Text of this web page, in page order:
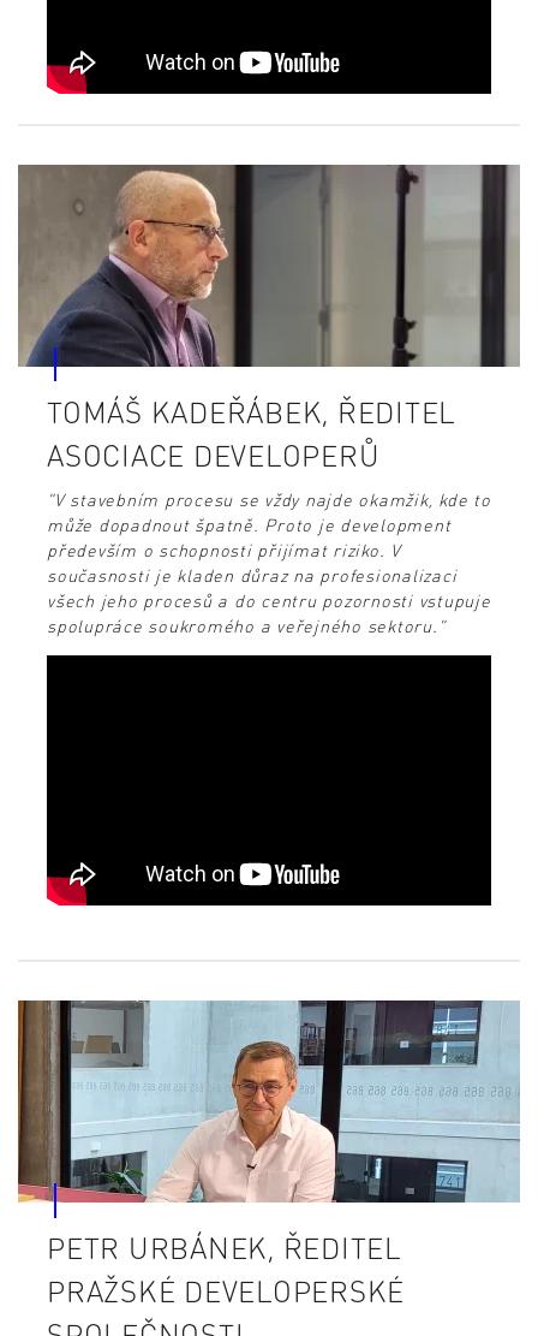
TOMÁŠ KADEŘÁBEK, ŘEDITEL
ASOCIACE DEVELOPERŮ
"V stavebním procesu se vždy najde okamžik, kde to
může dopadnout špatně. Proto je development
především o schopnosti přijímat riziko. V
současnosti je kladen důraz na profesionalizaci
všech jeho procesů a do centru pozornosti vstupuje
spolupráce soukromého a veřejného sektoru."
PETR URBÁNEK, ŘEDITEL
PRAŽSKÉ DEVELOPERSKÉ